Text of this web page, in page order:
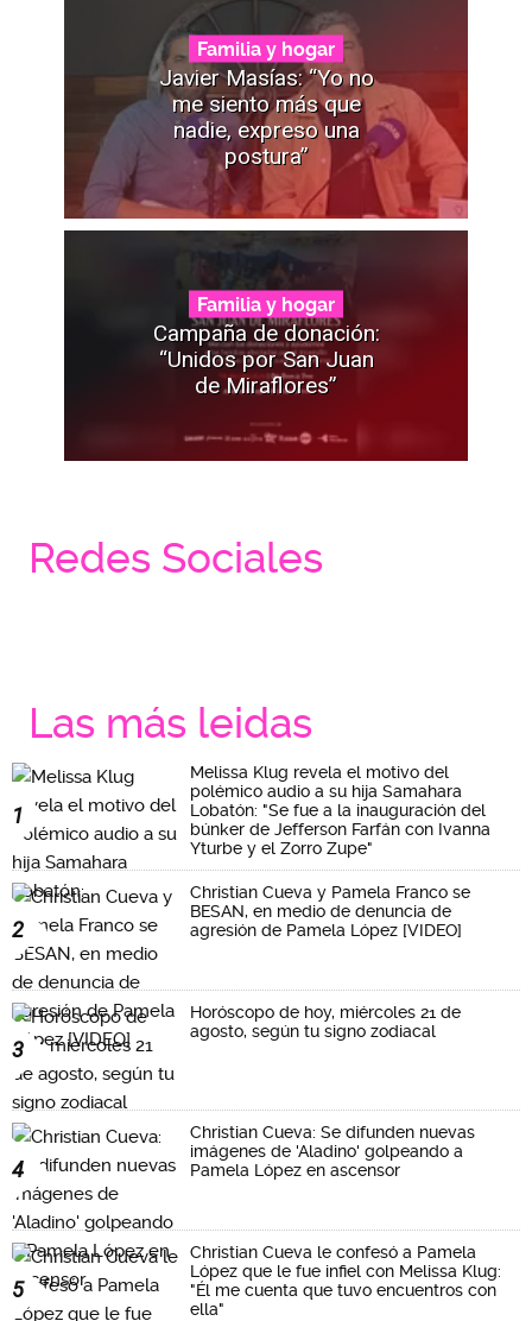
Familia y hogar
Javier Masías: “Yo no
me siento más que
nadie, expreso una
postura”
Familia y hogar
Campaña de donación:
“Unidos por San Juan
de Miraflores”
Redes Sociales
Las más leidas
1
Melissa Klug revela el motivo del
polémico audio a su hija Samahara
Lobatón: "Se fue a la inauguración del
búnker de Jefferson Farfán con Ivanna
Yturbe y el Zorro Zupe"
2
Christian Cueva y Pamela Franco se
BESAN, en medio de denuncia de
agresión de Pamela López [VIDEO]
3
Horóscopo de hoy, miércoles 21 de
agosto, según tu signo zodiacal
4
Christian Cueva: Se difunden nuevas
imágenes de 'Aladino' golpeando a
Pamela López en ascensor
5
Christian Cueva le confesó a Pamela
López que le fue infiel con Melissa Klug:
"Él me cuenta que tuvo encuentros con
ella"